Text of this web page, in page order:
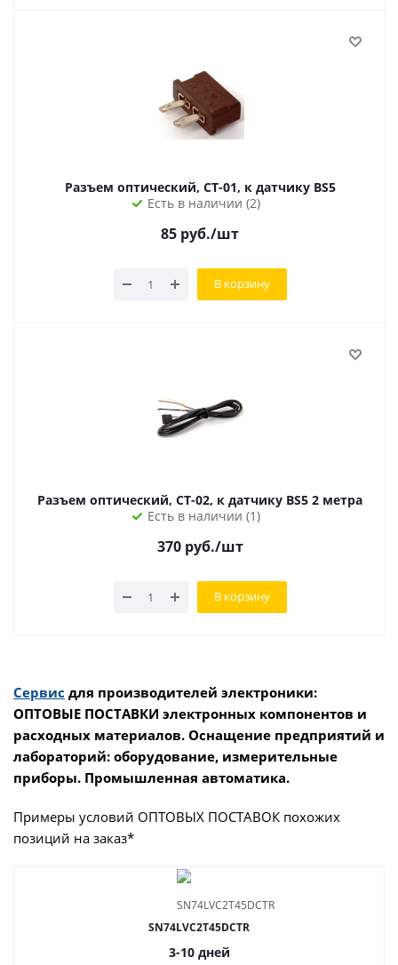
Разъем оптический, CT-01, к датчику BS5
Есть в наличии (2)
85 руб./шт
В корзину
Разъем оптический, CT-02, к датчику BS5 2 метра
Есть в наличии (1)
370руб./шт
В корзину
Сервис для производителей электроники:
ОПТОВЫЕ ПОСТАВКИ электронных компонентов и
расходных материалов. Оснащение предприятий и
лабораторий: оборудование, измерительные
приборы. Промышленная автоматика.
Примеры условий ОПТОВЫХ ПОСТАВОК похожих
позиций на заказ*
SN74LVC2T45DCTR
3-10 дней